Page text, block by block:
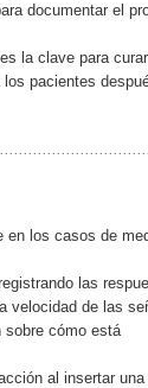
documentar el
la clave para curar
pacientes
en los casos de
las
velocidad de las
sobre cómo está
al insertar una